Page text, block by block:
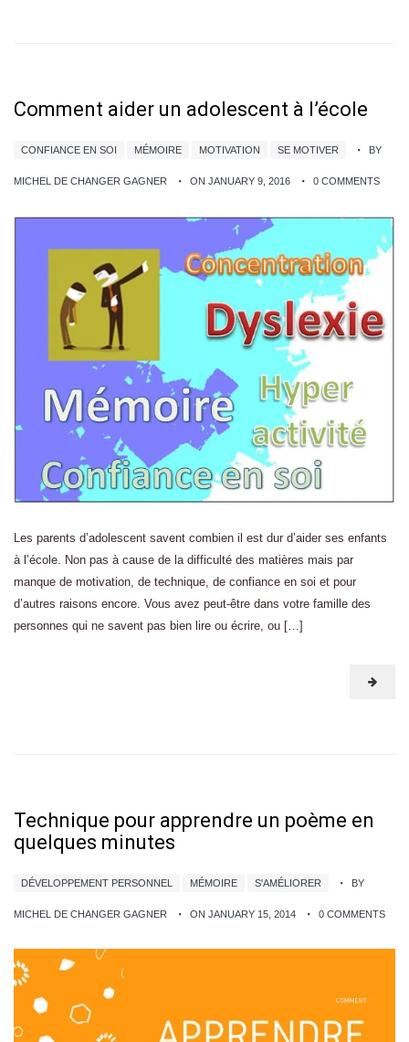
Comment aider un adolescent à l’école
CONFIANCE EN SOI MÉMOIRE MOTIVATION SE MOTIVER BY
MICHEL DE CHANGER GAGNER ON JANUARY 9, 2016 0 COMMENTS
Les parents d’adolescent savent combien il est dur d’aider ses enfants
à l’école. Non pas à cause de la difficulté des matières mais par
manque de motivation, de technique, de confiance en soi et pour
d’autres raisons encore. Vous avez peut-être dans votre famille des
personnes qui ne savent pas bien lire ou écrire, ou […]
Technique pour apprendre un poème en
quelques minutes
DÉVELOPPEMENT PERSONNEL MÉMOIRE S'AMÉLIORER BY
MICHEL DE CHANGER GAGNER ON JANUARY 15, 2014 0 COMMENTS